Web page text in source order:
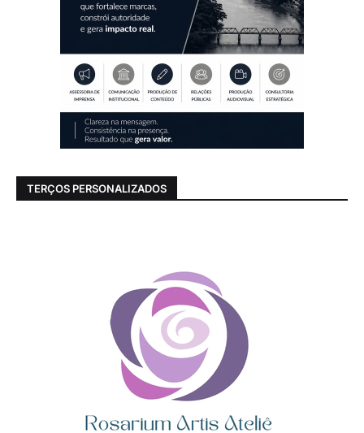
TERÇOS PERSONALIZADOS